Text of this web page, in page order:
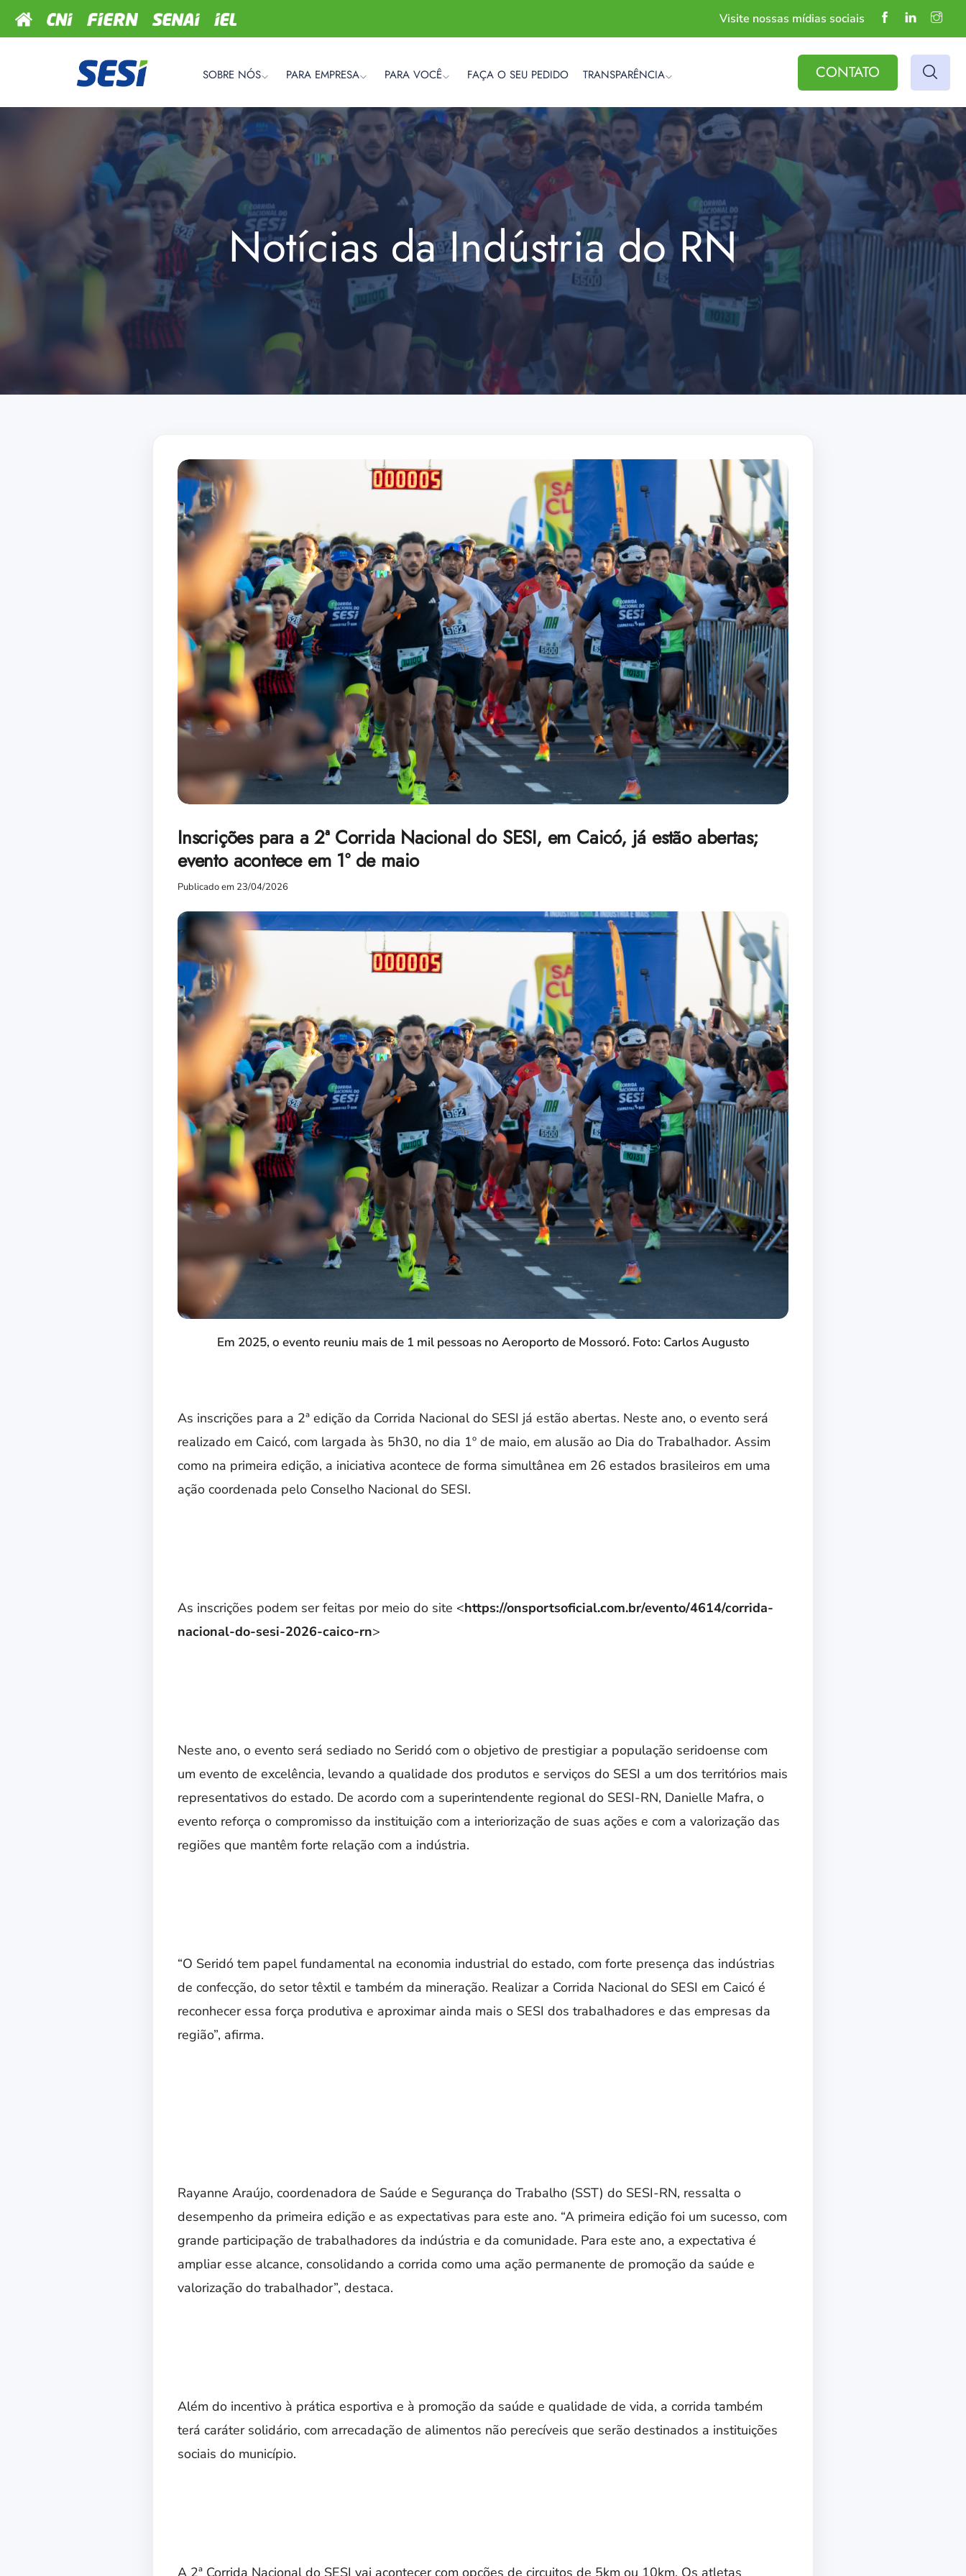
Visite nossas mídias sociais
SOBRE NÓS PARA EMPRESA PARA VOCÊ FAÇA O SEU PEDIDO TRANSPARÊNCIA CONTATO
Notícias da Indústria do RN
Inscrições para a 2ª Corrida Nacional do SESI, em Caicó, já estão abertas;
evento acontece em 1º de maio
Publicado em 23/04/2026
Em 2025, o evento reuniu mais de 1 mil pessoas no Aeroporto de Mossoró. Foto: Carlos Augusto
As inscrições para a 2ª edição da Corrida Nacional do SESI já estão abertas. Neste ano, o evento será
realizado em Caicó, com largada às 5h30, no dia 1º de maio, em alusão ao Dia do Trabalhador. Assim
como na primeira edição, a iniciativa acontece de forma simultânea em 26 estados brasileiros em uma
ação coordenada pelo Conselho Nacional do SESI.
As inscrições podem ser feitas por meio do site <https://onsportsoficial.com.br/evento/4614/corrida-
nacional-do-sesi-2026-caico-rn>
Neste ano, o evento será sediado no Seridó com o objetivo de prestigiar a população seridoense com
um evento de excelência, levando a qualidade dos produtos e serviços do SESI a um dos territórios mais
representativos do estado. De acordo com a superintendente regional do SESI-RN, Danielle Mafra, o
evento reforça o compromisso da instituição com a interiorização de suas ações e com a valorização das
regiões que mantêm forte relação com a indústria.
“O Seridó tem papel fundamental na economia industrial do estado, com forte presença das indústrias
de confecção, do setor têxtil e também da mineração. Realizar a Corrida Nacional do SESI em Caicó é
reconhecer essa força produtiva e aproximar ainda mais o SESI dos trabalhadores e das empresas da
região”, afirma.
Rayanne Araújo, coordenadora de Saúde e Segurança do Trabalho (SST) do SESI-RN, ressalta o
desempenho da primeira edição e as expectativas para este ano. “A primeira edição foi um sucesso, com
grande participação de trabalhadores da indústria e da comunidade. Para este ano, a expectativa é
ampliar esse alcance, consolidando a corrida como uma ação permanente de promoção da saúde e
valorização do trabalhador”, destaca.
Além do incentivo à prática esportiva e à promoção da saúde e qualidade de vida, a corrida também
terá caráter solidário, com arrecadação de alimentos não perecíveis que serão destinados a instituições
sociais do município.